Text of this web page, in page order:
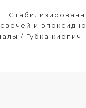
и
/ Губка кирпич